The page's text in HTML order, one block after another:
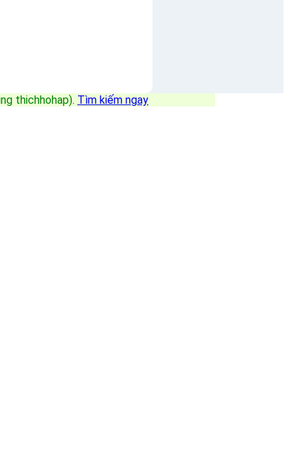
thichhohap). Tìm kiếm ngay